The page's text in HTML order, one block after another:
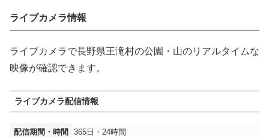
ライブカメラ情報
ライブカメラで長野県王滝村の公園・山のリアルタイムな
映像が確認できます。
ライブカメラ配信情報
配信期間・時間 365日・24時間